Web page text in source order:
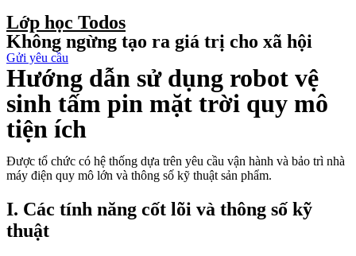
Lớp học Todos
Không ngừng tạo ra giá trị cho xã hội
Gửi yêu cầu
Hướng dẫn sử dụng robot vệ
sinh tấm pin mặt trời quy mô
tiện ích
Được tổ chức có hệ thống dựa trên yêu cầu vận hành và bảo trì nhà
máy điện quy mô lớn và thông số kỹ thuật sản phẩm.
I. Các tính năng cốt lõi và thông số kỹ
thuật